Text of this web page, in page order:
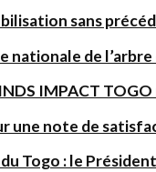
sans
nationale de
IMPACT
une note de
Togo : le